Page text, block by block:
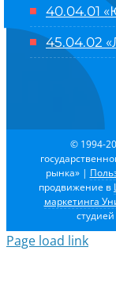
40.04.01
45.04.02
© 1994-
рынка» |
продвижение в
маркетинга
студией
Page load link